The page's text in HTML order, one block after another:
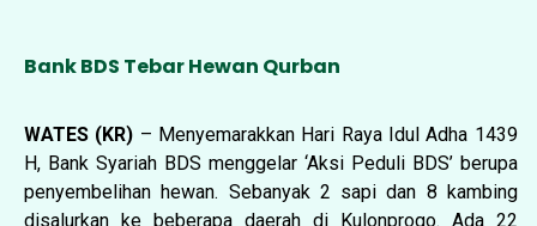
Bank BDS Tebar Hewan Qurban
WATES (KR) – Menyemarakkan Hari Raya Idul Adha 1439
H, Bank Syariah BDS menggelar ‘Aksi Peduli BDS’ berupa
penyembelihan hewan. Sebanyak 2 sapi dan 8 kambing
disalurkan ke beberapa daerah di Kulonprogo. Ada 22